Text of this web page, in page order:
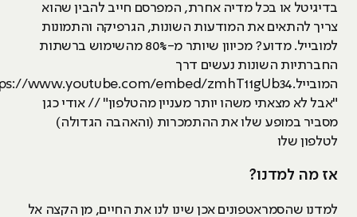
בדיגיטל או בכל מדיה אחרת, המפרסם חייב להבין שהוא
צריך להתאים את המודעות השונות, הגרפיקה והתמונות
למובייל. מדוע? מכיוון שיותר מ-80% מהשימוש ברשתות
החברתיות השונות נעשים דרך
המובייל.https://www.youtube.com/embed/zmhT11gUb34
"אבל לא מצאתי משהו יותר מעניין מהטלפון" // אודי כגן
מסביר במופע שלו את ההתמכרות (והאהבה הגדולה)
לטלפון שלו
אז מה למדנו?
למדנו שהסמראטפונים אכן שינו לנו את החיים, מן הקצה אל